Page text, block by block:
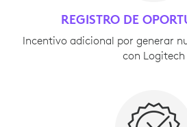
REGISTRO DE
Incentivo adicional por generar
con Logitech